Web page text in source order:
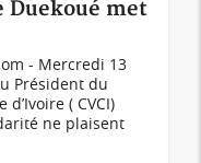
Duekoué met
- Mercredi 13
Président du
( CVCI)
ne plaisent